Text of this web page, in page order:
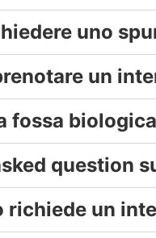
uno
un
fossa
question
richiede un